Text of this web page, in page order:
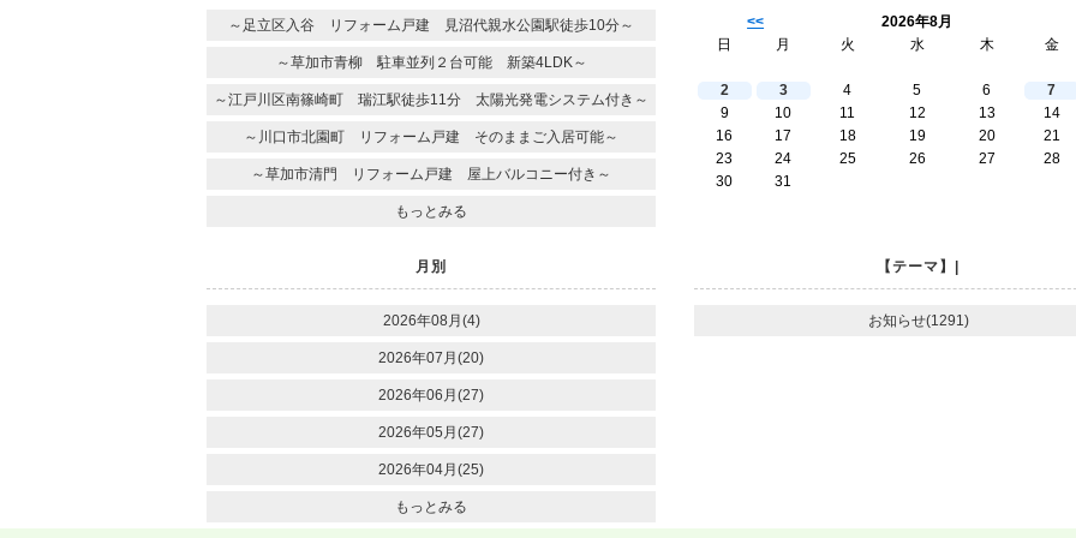
～足立区入谷 リフォーム戸建 見沼代親水公園駅徒歩10分～
～草加市青柳 駐車並列２台可能 新築4LDK～
～江戸川区南篠崎町 瑞江駅徒歩11分 太陽光発電システム付き～
～川口市北園町 リフォーム戸建 そのままご入居可能～
～草加市清門 リフォーム戸建 屋上バルコニー付き～
もっとみる
<<
2026年8月
日
月 火 水 木 金
2
3 4 5 6 7
9
10 11 12 13 14
16
17 18 19 20 21
23
24 25 26 27 28
30
31
月別
2026年08月(4)
2026年07月(20)
2026年06月(27)
2026年05月(27)
2026年04月(25)
もっとみる
【テーマ】|
お知らせ(1291)